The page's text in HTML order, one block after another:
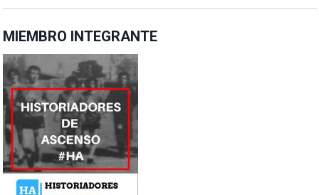
MIEMBRO INTEGRANTE